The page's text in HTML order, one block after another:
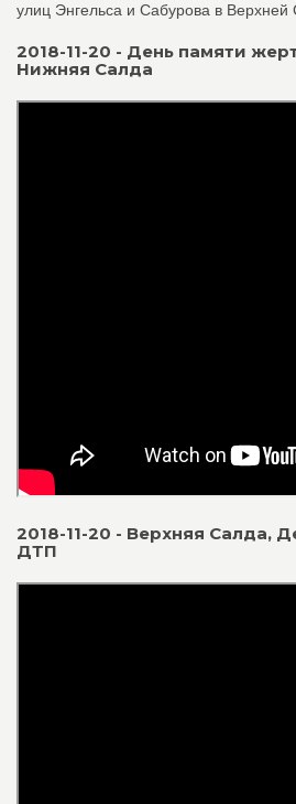
улиц Энгельса и Сабурова в Верхней
2018-11-20 - День памяти
Нижняя Салда
2018-11-20 - Верхняя Салда,
ДТП